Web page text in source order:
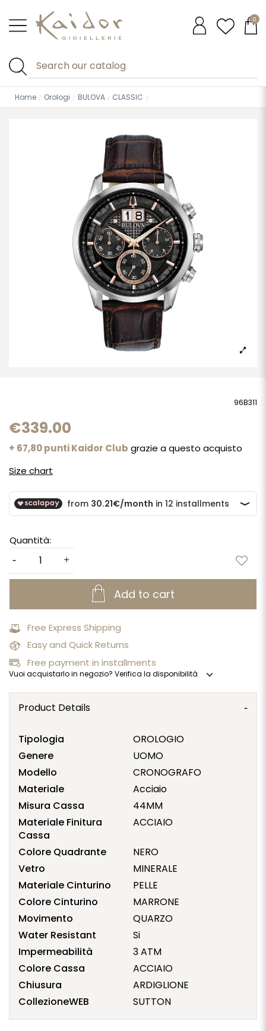
0
Home Orologi BULOVA CLASSIC
96B311
€339.00
+ 67,80 punti Kaidor Club grazie a questo acquisto
Size chart
Quantità:
Add to cart
Free Express Shipping
Easy and Quick Returns
Free payment in installments
Vuoi acquistarlo in negozio? Verifica la disponibilità expand_more
Product Details
Tipologia
OROLOGIO
Genere
UOMO
Modello
CRONOGRAFO
Materiale
Acciaio
Misura Cassa
44MM
Materiale Finitura
Cassa
ACCIAIO
Colore Quadrante
NERO
Vetro
MINERALE
Materiale Cinturino
PELLE
Colore Cinturino
MARRONE
Movimento
QUARZO
Water Resistant
Si
Impermeabilità
3 ATM
Colore Cassa
ACCIAIO
Chiusura
ARDIGLIONE
CollezioneWEB
SUTTON